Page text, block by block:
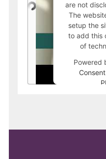
are not
The
setup the
to add this
of
Powered